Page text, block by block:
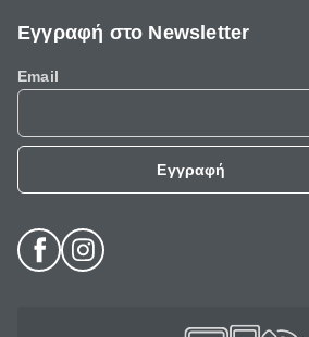
Εγγραφή στο Newsletter
Email
Εγγραφή